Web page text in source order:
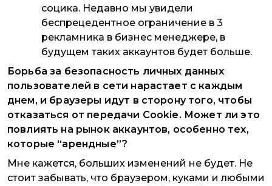
социка. Недавно мы увидели
беспрецедентное ограничение в 3
рекламника в бизнес менеджере, в
будущем таких аккаунтов будет больше.
Борьба за безопасность личных данных
пользователей в сети нарастает с каждым
днем, и браузеры идут в сторону того, чтобы
отказаться от передачи Cookie. Может ли это
повлиять на рынок аккаунтов, особенно тех,
которые “арендные”?
Мне кажется, больших изменений не будет. Не
стоит забывать, что браузером, куками и любыми